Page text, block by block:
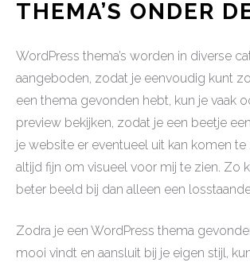
THEMA’S ONDER
WordPress thema’s worden in diverse
aangeboden, zodat je eenvoudig kunt
een thema gevonden hebt, kun je vaak
preview bekijken, zodat je een beetje
je website er eventueel uit kan komen te
altijd fijn om visueel voor mij te zien. Zo
beter beeld bij dan alleen een
Zodra je een WordPress thema
mooi vindt en aansluit bij je eigen stijl,